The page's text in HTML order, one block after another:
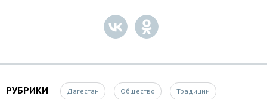
РУБРИКИ Дагестан Общество Традиции